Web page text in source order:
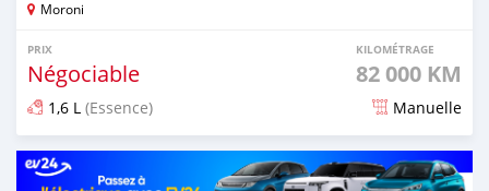
Moroni
PRIX
Négociable
KILOMÉTRAGE
82 000 KM
1,6 L (Essence) Manuelle
Publié il y a 8 mois